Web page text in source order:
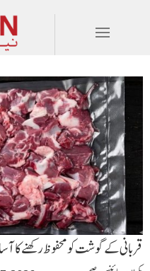
قربانی کے گوشت کو محفوظ رکھنے کا